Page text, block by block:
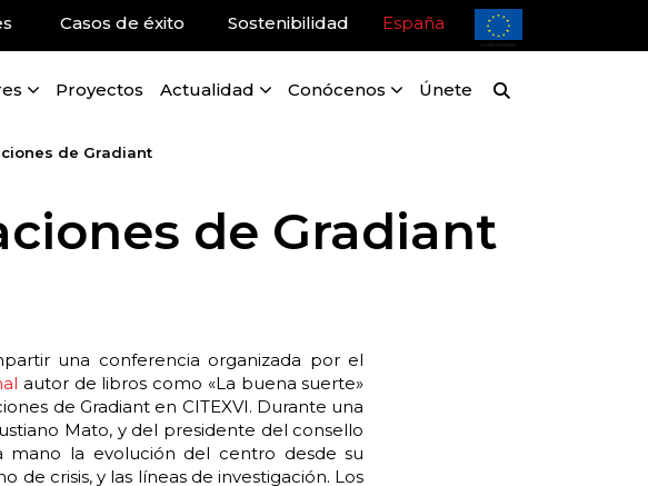
Casos de éxito Sostenibilidad España
Proyectos Actualidad Conócenos Únete
de Gradiant
de Gradiant
una conferencia organizada por el
autor de libros como «La buena suerte»
de Gradiant en CITEXVI. Durante una
Mato, y del presidente del consello
mano la evolución del centro desde su
crisis, y las líneas de investigación. Los